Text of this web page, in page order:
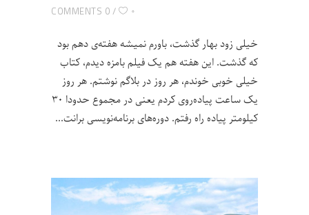
0 COMMENTS
۰
خیلی زود بهار گذشت، باورم نمیشه هفته‌ی دهم بود
که گذشت. این هفته هم یک فیلم بامزه دیدم، کتاب
خیلی خوبی خوندم، هر روز در بلاگم نوشتم. هر روز
یک ساعت پیاده‌روی کردم یعنی در مجموع حدودا ۳۰
کیلومتر پیاده راه رفتم. دوره‌های برنامه‌نویسی برانت